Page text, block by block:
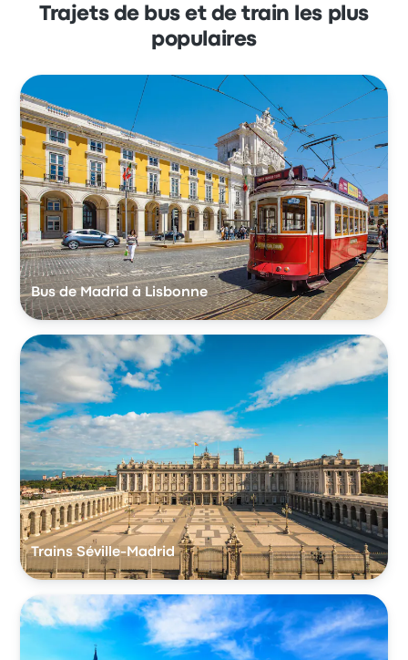
Trajets de bus et de train les plus
populaires
Bus de Madrid à Lisbonne
Trains Séville-Madrid